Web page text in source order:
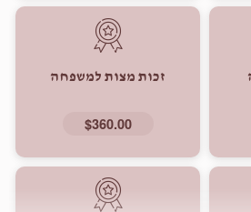
זכות מצות למשפחה
$360.00